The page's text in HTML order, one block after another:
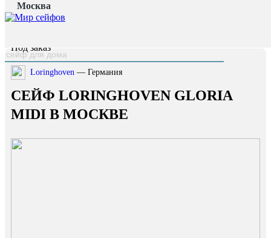
Москва
Главная страница
Каталог /
Под заказ
Loringhoven — Германия
СЕЙФ LORINGHOVEN GLORIA
MIDI В МОСКВЕ